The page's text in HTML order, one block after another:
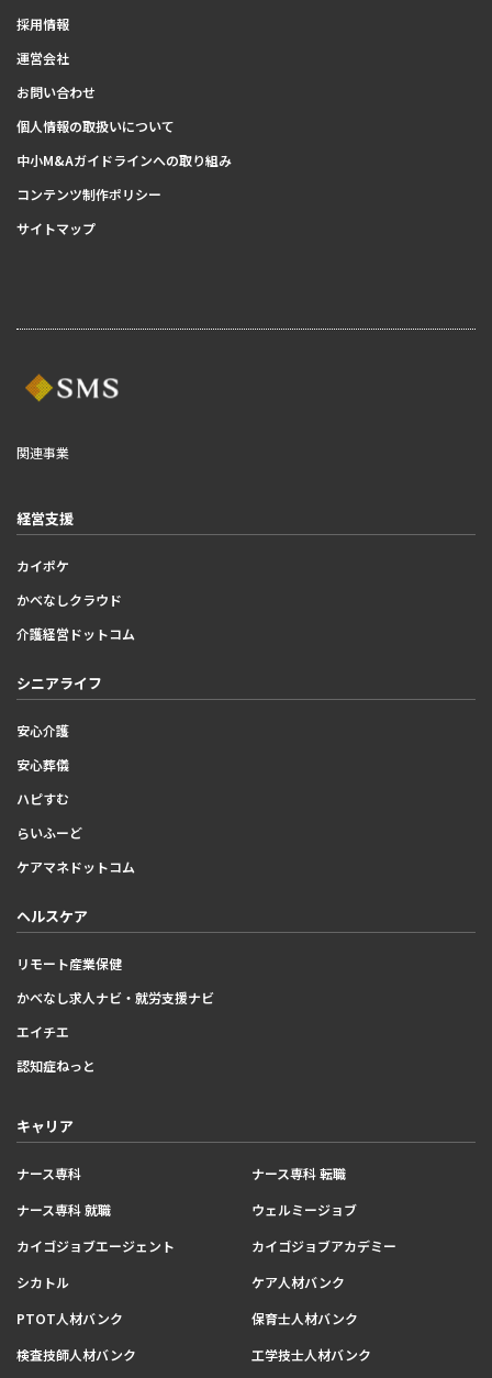
採用情報
運営会社
お問い合わせ
個人情報の取扱いについて
中小M&Aガイドラインへの取り組み
コンテンツ制作ポリシー
サイトマップ
関連事業
経営支援
カイポケ
かべなしクラウド
介護経営ドットコム
シニアライフ
安心介護
安心葬儀
ハピすむ
らいふーど
ケアマネドットコム
ヘルスケア
リモート産業保健
かべなし求人ナビ・就労支援ナビ
エイチエ
認知症ねっと
キャリア
ナース専科
ナース専科 転職
ナース専科 就職
ウェルミージョブ
カイゴジョブエージェント
カイゴジョブアカデミー
シカトル
ケア人材バンク
PTOT人材バンク
保育士人材バンク
検査技師人材バンク
工学技士人材バンク